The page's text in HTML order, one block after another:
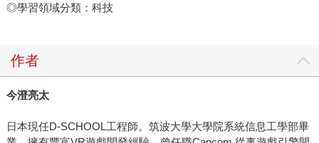
◎學習領域分類：科技
作者
今澄亮太
日本現任D-SCHOOL工程師。筑波大學大學院系統信息工學部畢